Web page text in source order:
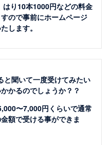
り10本1000円などの料金
ので事前にホームページ
します。
と聞いて一度受けてみたい
かるのでしょうか？？
〜7,000円くらいで通常
額で受ける事ができま